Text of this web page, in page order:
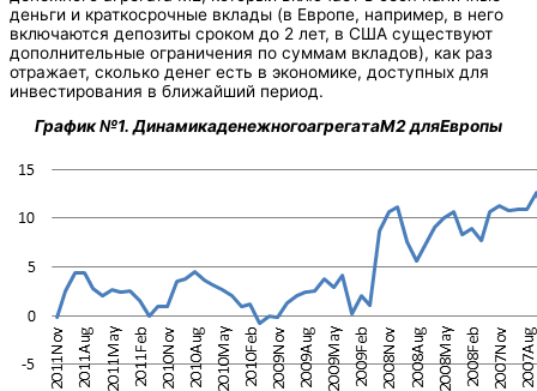
деньги и краткосрочные вклады (в Европе, например, в него
включаются депозиты сроком до 2 лет, в США существуют
дополнительные ограничения по суммам вкладов), как раз
отражает, сколько денег есть в экономике, доступных для
инвестирования в ближайший период.
График№1.ДинамикаденежногоагрегатаМ2дляЕвропы